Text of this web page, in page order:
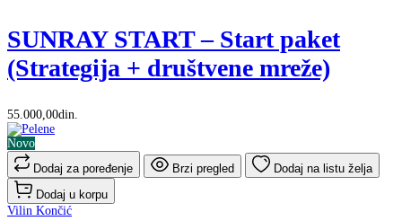
SUNRAY START – Start paket
(Strategija + društvene mreže)
55.000,00din.
Novo
Dodaj za poređenje
Brzi pregled
Dodaj na listu želja
Dodaj u korpu
Vilin Končić